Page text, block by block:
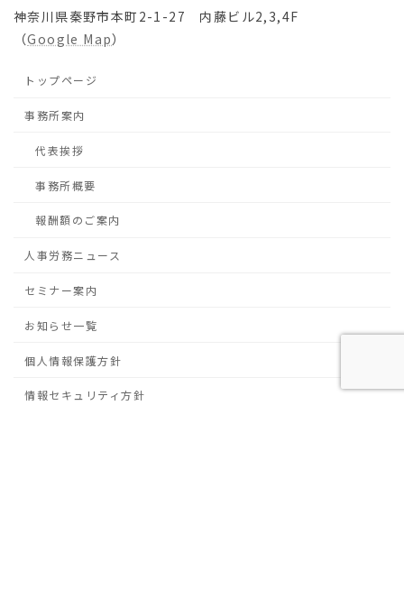
神奈川県秦野市本町2-1-27 内藤ビル2,3,4F
（Google Map）
トップページ
事務所案内
代表挨拶
事務所概要
報酬額のご案内
人事労務ニュース
セミナー案内
お知らせ一覧
個人情報保護方針
情報セキュリティ方針